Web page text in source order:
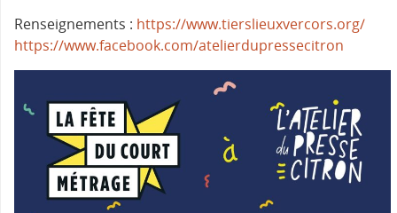
Renseignements : https://www.tierslieuxvercors.org/
https://www.facebook.com/atelierdupressecitron